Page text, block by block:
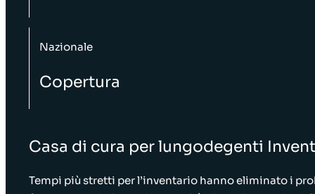
Casa di cura per lungodegenti
Tempi più stretti per l’inventario hanno eliminato i
Nazionale
Copertura